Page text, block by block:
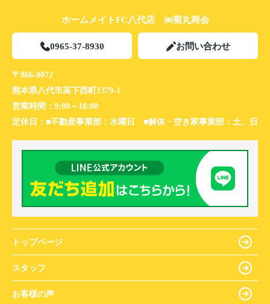
ホームメイトFC八代店 ㈱菊丸商会
0965-37-8930 お問い合わせ
〒866-0072
熊本県八代市高下西町1379-1
営業時間： 9:00～18:00
定休日： ■不動産事業部：水曜日 ■解体・空き家事業部：土、日
トップページ
スタッフ
お客様の声